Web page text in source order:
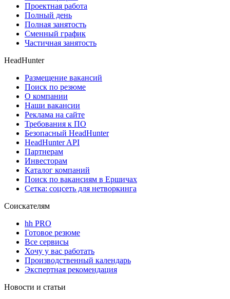
Проектная работа
Полный день
Полная занятость
Сменный график
Частичная занятость
HeadHunter
Размещение вакансий
Поиск по резюме
О компании
Наши вакансии
Реклама на сайте
Требования к ПО
Безопасный HeadHunter
HeadHunter API
Партнерам
Инвесторам
Каталог компаний
Поиск по вакансиям в Ершичах
Сетка: соцсеть для нетворкинга
Соискателям
hh PRO
Готовое резюме
Все сервисы
Хочу у вас работать
Производственный календарь
Экспертная рекомендация
Новости и статьи